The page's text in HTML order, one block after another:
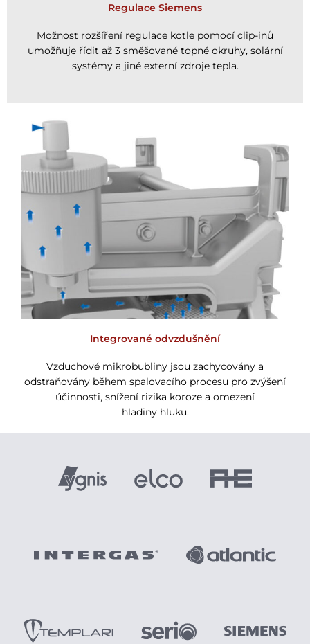
Regulace Siemens
Možnost rozšíření regulace kotle pomocí clip-inů
umožňuje řídit až 3 směšované topné okruhy, solární
systémy a jiné externí zdroje tepla.
Integrované odvzdušnění
Vzduchové mikrobubliny jsou zachycovány a
odstraňovány během spalovacího procesu pro zvýšení
účinnosti, snížení rizika koroze a omezení
hladiny hluku.